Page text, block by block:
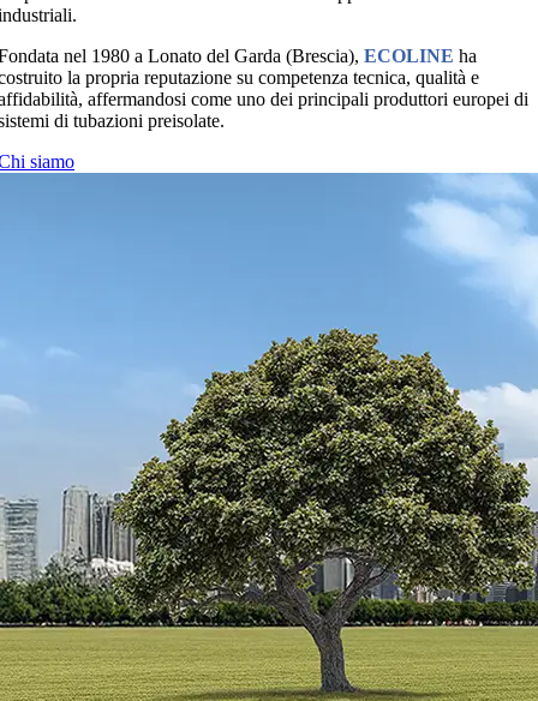
nel 1980 a Lonato del Garda (Brescia), ECOLINE ha
la propria reputazione su competenza tecnica, qualità e
affermandosi come uno dei principali produttori europei di
di tubazioni preisolate.
siamo